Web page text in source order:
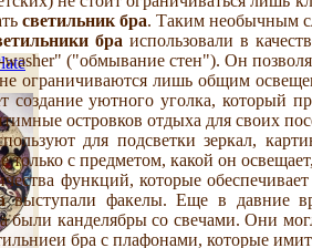
светильник бра. Таким необычным
бра использовали в
("обмывание стен"). Он
не ограничиваются лишь общим
создание уютного уголка, который
островков отдыха для своих
для подсветки зеркал,
только с предметом, какой он
функций, которые
выступали факелы. Еще в давние
были канделябры со свечами. Они
бра с плафонами, которые